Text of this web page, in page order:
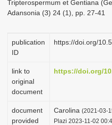
Tripterospermum et Gentiana
Adansonia (3) 24 (1), pp. 27-41
publication
ID
https://doi.org/
link to
original
document
https://doi.org/
document
provided
Carolina (2021-03-
Plazi 2023-11-02